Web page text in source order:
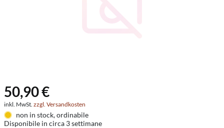
50,90 €
inkl. MwSt. zzgl. Versandkosten
non in stock, ordinabile
Disponibile in circa 3 settimane